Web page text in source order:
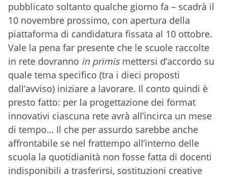
pubblicato soltanto qualche giorno fa – scadrà il
10 novembre prossimo, con apertura della
piattaforma di candidatura fissata al 10 ottobre.
Vale la pena far presente che le scuole raccolte
in rete dovranno in primismettersi d’accordo su
quale tema specifico (tra i dieci proposti
dall’avviso) iniziare a lavorare. Il conto quindi è
presto fatto: per la progettazione dei format
innovativi ciascuna rete avrà all’incirca un mese
di tempo… Il che per assurdo sarebbe anche
affrontabile se nel frattempo all’interno delle
scuola la quotidianità non fosse fatta di docenti
indisponibili a trasferirsi, sostituzioni creative